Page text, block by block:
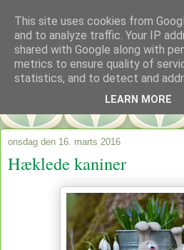
onsdag den 16. marts 2016
Hæklede kaniner
This site uses cookies from
and to analyze traffic. Your IP
shared with Google along with
metrics to ensure quality of
statistics, and to detect and
LEARN MORE